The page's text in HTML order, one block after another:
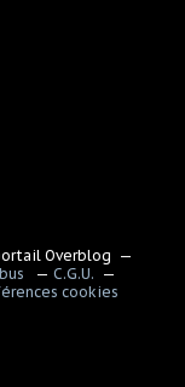
Overblog
C.G.U.
cookies